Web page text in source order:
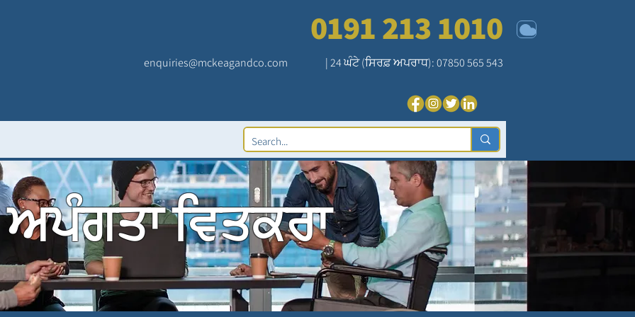
0191 213 1010
enquiries@mckeagandco.com | 24 ਘੰਟੇ (ਸਿਰਫ਼ ਅਪਰਾਧ): 07850 565 543
ਅਪੰਗਤਾ ਵਿਤਕਰਾ